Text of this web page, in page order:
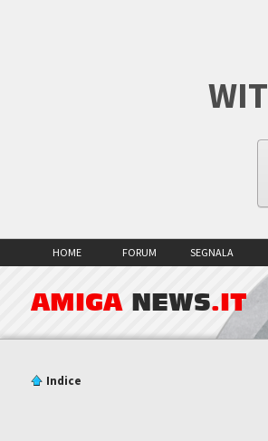
HOME FORUM SEGNALA
AMIGA NEWS.IT
Indice